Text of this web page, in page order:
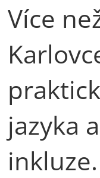
Více
jazyka